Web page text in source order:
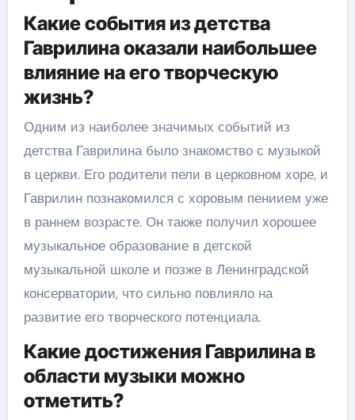
Какие события из детства
Гаврилина оказали наибольшее
влияние на его творческую
жизнь?
Одним из наиболее значимых событий из
детства Гаврилина было знакомство с музыкой
в церкви. Его родители пели в церковном хоре, и
Гаврилин познакомился с хоровым пениием уже
в раннем возрасте. Он также получил хорошее
музыкальное образование в детской
музыкальной школе и позже в Ленинградской
консерватории, что сильно повлияло на
развитие его творческого потенциала.
Какие достижения Гаврилина в
области музыки можно
отметить?